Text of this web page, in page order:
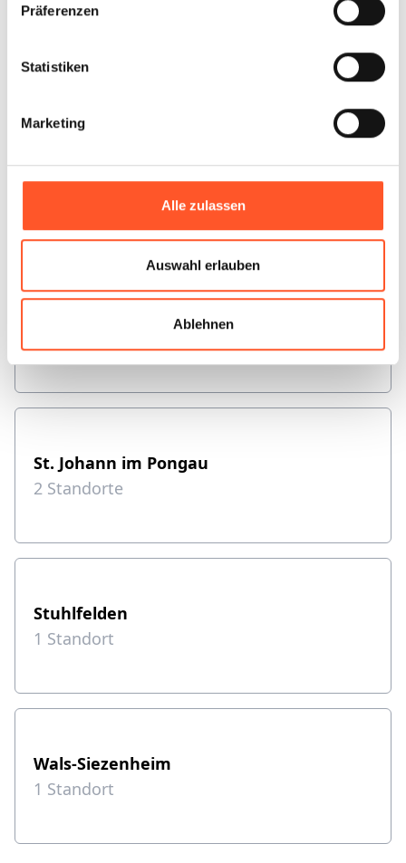
Präferenzen
Statistiken
Marketing
Alle zulassen
Auswahl erlauben
Ablehnen
Obertrum am See
Plainfeld
1 Standort
St. Johann im Pongau
2 Standorte
Stuhlfelden
1 Standort
Wals-Siezenheim
1 Standort